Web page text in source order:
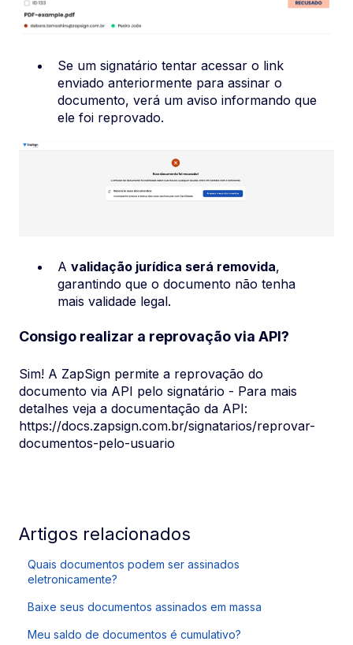
Se um signatário tentar acessar o link
enviado anteriormente para assinar o
documento, verá um aviso informando que
ele foi reprovado.
A validação jurídica será removida,
garantindo que o documento não tenha
mais validade legal.
Consigo realizar a reprovação via API?
Sim! A ZapSign permite a reprovação do
documento via API pelo signatário - Para mais
detalhes veja a documentação da API:
https://docs.zapsign.com.br/signatarios/reprovar-
documentos-pelo-usuario
Artigos relacionados
Quais documentos podem ser assinados
eletronicamente?
Baixe seus documentos assinados em massa
Meu saldo de documentos é cumulativo?